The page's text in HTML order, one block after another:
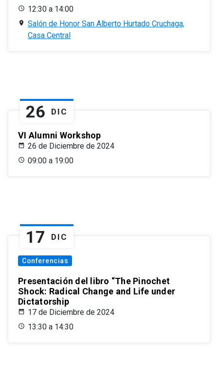
12:30 a 14:00
Salón de Honor San Alberto Hurtado Cruchaga,
Casa Central
26 DIC
VI Alumni Workshop
26 de Diciembre de 2024
09:00 a 19:00
17 DIC
Conferencias
Presentación del libro “The Pinochet
Shock: Radical Change and Life under
Dictatorship
17 de Diciembre de 2024
13:30 a 14:30